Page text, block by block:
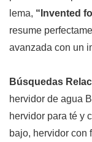
lema, “Invented
resume
avanzada con un
Búsquedas
hervidor de agua
hervidor para té y
bajo, hervidor con